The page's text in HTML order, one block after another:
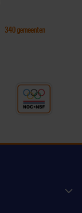
340 gemeenten